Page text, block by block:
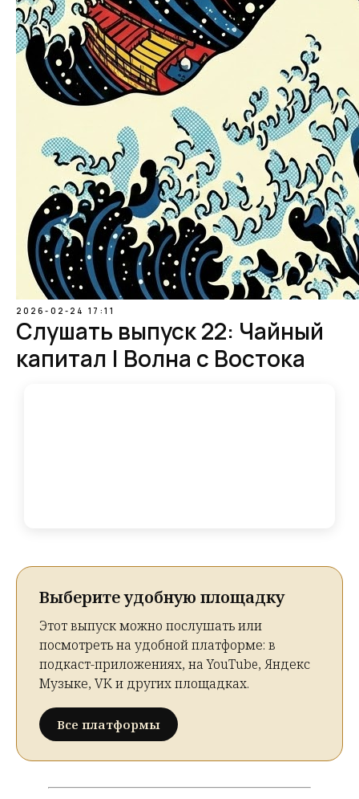
2026-02-24 17:11
Слушать выпуск 22: Чайный
капитал | Волна с Востока
Выберите удобную площадку
Этот выпуск можно послушать или
посмотреть на удобной платформе: в
подкаст-приложениях, на YouTube, Яндекс
Музыке, VK и других площадках.
Все платформы